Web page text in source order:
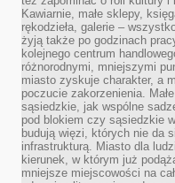
Kawiarnie, małe sklepy,
rękodzieła, galerie –
żyją także po godzinach
kolejnego centrum
różnorodnymi, mniejszymi
miasto zyskuje charakter, a
poczucie zakorzenienia.
sąsiedzkie, jak wspólne
pod blokiem czy sąsiedzkie
budują więzi, których nie da
infrastrukturą. Miasto dla
kierunek, w którym już
mniejsze miejscowości na